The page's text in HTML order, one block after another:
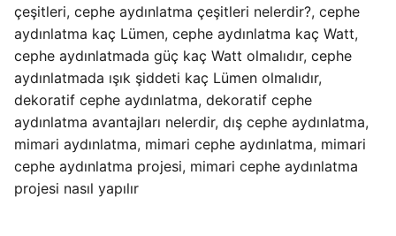
çeşitleri, cephe aydınlatma çeşitleri nelerdir?, cephe
aydınlatma kaç Lümen, cephe aydınlatma kaç Watt,
cephe aydınlatmada güç kaç Watt olmalıdır, cephe
aydınlatmada ışık şiddeti kaç Lümen olmalıdır,
dekoratif cephe aydınlatma, dekoratif cephe
aydınlatma avantajları nelerdir, dış cephe aydınlatma,
mimari aydınlatma, mimari cephe aydınlatma, mimari
cephe aydınlatma projesi, mimari cephe aydınlatma
projesi nasıl yapılır